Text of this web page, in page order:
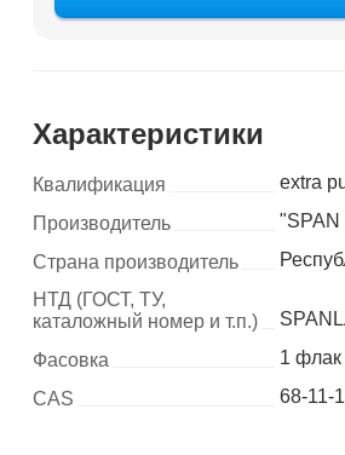
Характеристики
Квалификация
extra
Производитель
Страна производитель
НТД (ГОСТ, ТУ,
каталожный номер и т.п.)
Фасовка
1 флак
CAS
68-11-1